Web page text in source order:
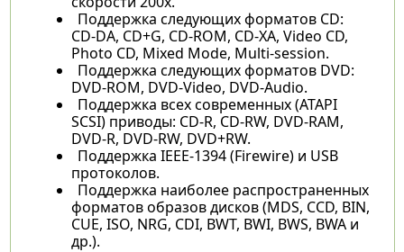
Поддержка следующих форматов CD:
CD-DA, CD+G, CD-ROM, CD-XA, Video CD,
Photo CD, Mixed Mode, Multi-session.
Поддержка следующих форматов DVD:
DVD-ROM, DVD-Video, DVD-Audio.
Поддержка всех современных (ATAPI
SCSI) приводы: CD-R, CD-RW, DVD-RAM,
DVD-R, DVD-RW, DVD+RW.
Поддержка IEEE-1394 (Firewire) и USB
протоколов.
Поддержка наиболее распространенных
форматов образов дисков (MDS, CCD, BIN,
CUE, ISO, NRG, CDI, BWT, BWI, BWS, BWA и
др.).